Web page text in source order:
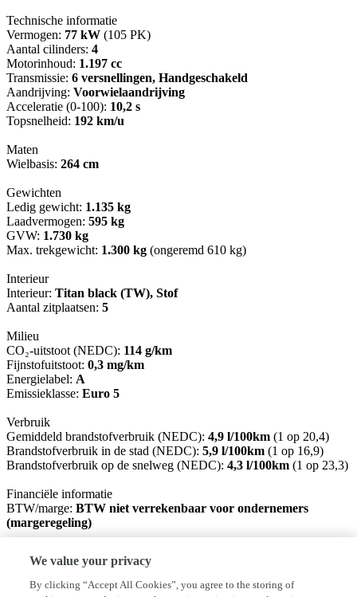
Technische informatie
Vermogen: 77 kW (105 PK)
Aantal cilinders: 4
Motorinhoud: 1.197 cc
Transmissie: 6 versnellingen, Handgeschakeld
Aandrijving: Voorwielaandrijving
Acceleratie (0-100): 10,2 s
Topsnelheid: 192 km/u
Maten
Wielbasis: 264 cm
Gewichten
Ledig gewicht: 1.135 kg
Laadvermogen: 595 kg
GVW: 1.730 kg
Max. trekgewicht: 1.300 kg (ongeremd 610 kg)
Interieur
Interieur: Titan black (TW), Stof
Aantal zitplaatsen: 5
Milieu
CO₂-uitstoot (NEDC): 114 g/km
Fijnstofuitstoot: 0,3 mg/km
Energielabel: A
Emissieklasse: Euro 5
Verbruik
Gemiddeld brandstofverbruik (NEDC): 4,9 l/100km (1 op 20,4)
Brandstofverbruik in de stad (NEDC): 5,9 l/100km (1 op 16,9)
Brandstofverbruik op de snelweg (NEDC): 4,3 l/100km (1 op 23,3)
Financiële informatie
BTW/marge: BTW niet verrekenbaar voor ondernemers
(margeregeling)
BOVAG 40-Puntencheck:Ja
Afleverpakketten
We value your privacy
By clicking “Accept All Cookies”, you agree to the storing of